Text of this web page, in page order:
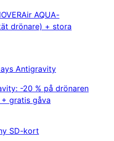
AQUA-
drönare) + stora
-20 % på drönaren
gratis gåva